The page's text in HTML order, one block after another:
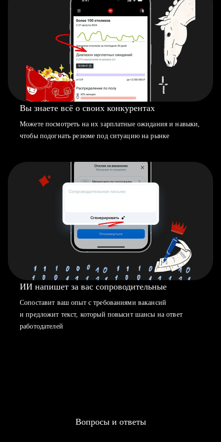
Вы знаете всё о своих конкурентах
Можете посмотреть на их зарплатные ожидания и навыки,
чтобы подогнать резюме под ситуацию на рынке
ИИ напишет за вас сопроводительные
Сопоставит ваш опыт с требованиями вакансий
и предложит текст, который повысит шансы на ответ
работодателей
Вопросы и ответы